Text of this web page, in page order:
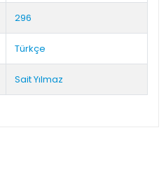
296
Türkçe
Sait Yılmaz